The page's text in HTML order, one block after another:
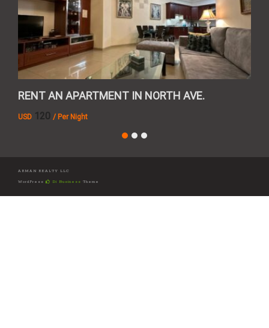
RENT AN APARTMENT IN NORTH AVE.
USD 120 / Per Night
ARMAN REALTY LLC
WordPress Di Business Theme